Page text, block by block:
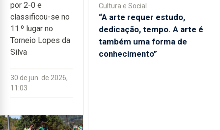
por 2-0 e
classificou-se no
11.º lugar no
Torneio Lopes da
Silva
30 de jun. de 2026,
11:03
Cultura e Social
“A arte requer estudo,
dedicação, tempo. A arte é
também uma forma de
conhecimento”